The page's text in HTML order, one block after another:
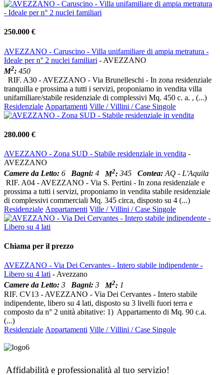
250.000 €
AVEZZANO - Caruscino - Villa unifamiliare di ampia metratura -
Ideale per n° 2 nuclei familiari - AVEZZANO
M2: 450
RIF. A30 - AVEZZANO - Via Brunelleschi - In zona residenziale
tranquilla e prossima a tutti i servizi, proponiamo in vendita villa
unifamiliare/stabile residenziale di complessivi Mq. 450 c. a. , (...)
Residenziale Appartamenti Ville / Villini / Case Singole
280.000 €
AVEZZANO - Zona SUD - Stabile residenziale in vendita -
AVEZZANO
Camere da Letto: 6 Bagni: 4 M2: 345 Contea:AQ - L'Aquila
RIF. A04 - AVEZZANO - Via S. Pertini - In zona residenziale e
prossima a tutti i servizi, proponiamo in vendita stabile residenziale
di complessivi commerciali Mq. 345 circa, disposto su 4 (...)
Residenziale Appartamenti Ville / Villini / Case Singole
Chiama per il prezzo
AVEZZANO - Via Dei Cervantes - Intero stabile indipendente -
Libero su 4 lati - Avezzano
Camere da Letto: 3 Bagni: 3 M2: 1
RIF. CV13 - AVEZZANO - Via Dei Cervantes - Intero stabile
indipendente, libero su 4 lati, disposto su 3 livelli fuori terra e
composto da n° 2 unità abitative: 1) Appartamento di Mq. 90 c.a.
(...)
Residenziale Appartamenti Ville / Villini / Case Singole
Affidabilità e professionalità al tuo servizio!